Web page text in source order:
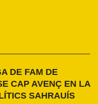
DE FAM DE
CAP AVENÇ EN LA
SAHRAUÍS